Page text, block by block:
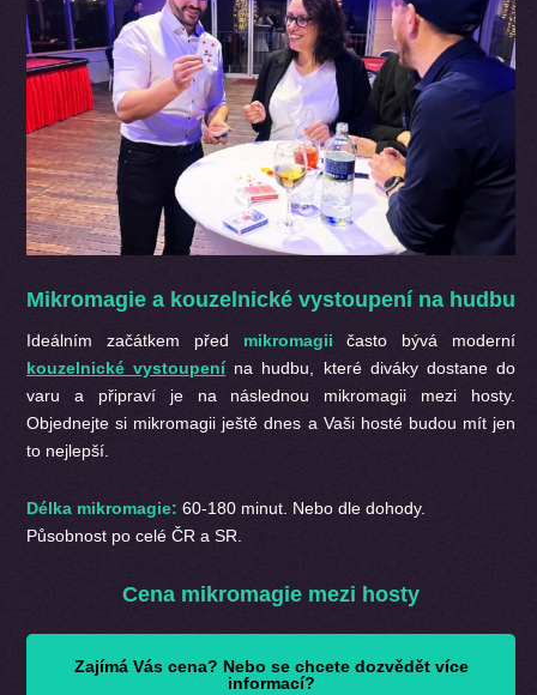
Mikromagie a kouzelnické vystoupení na hudbu
Ideálním začátkem před mikromagiičasto bývá moderní
kouzelnické vystoupenína hudbu, které diváky dostane do
varu a připraví je na následnou mikromagii mezi hosty.
Objednejte si mikromagii ještě dnes a Vaši hosté budou mít jen
to nejlepší.
Délka mikromagie: 60-180 minut. Nebo dle dohody.
Působnost po celé ČR a SR.
Cena mikromagie mezi hosty
Zajímá Vás cena? Nebo se chcete dozvědět více
informací?